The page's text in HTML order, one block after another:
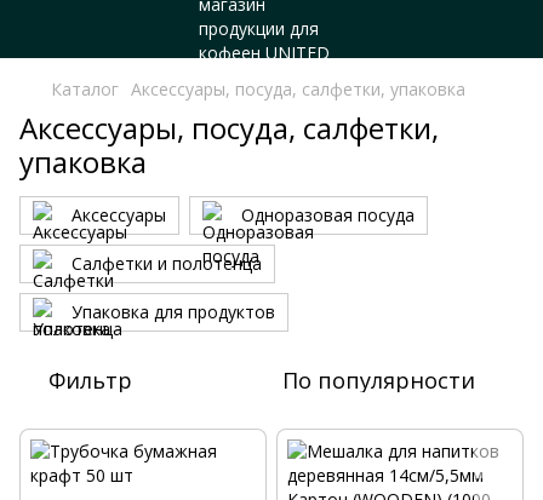
Каталог Аксессуары, посуда, салфетки, упаковка
Аксессуары, посуда, салфетки,
упаковка
Аксессуары Одноразовая посуда
Салфетки и полотенца
Упаковка для продуктов
Фильтр По популярности